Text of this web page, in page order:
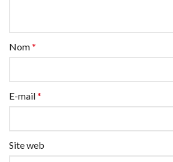
Nom*
E-mail*
Site web